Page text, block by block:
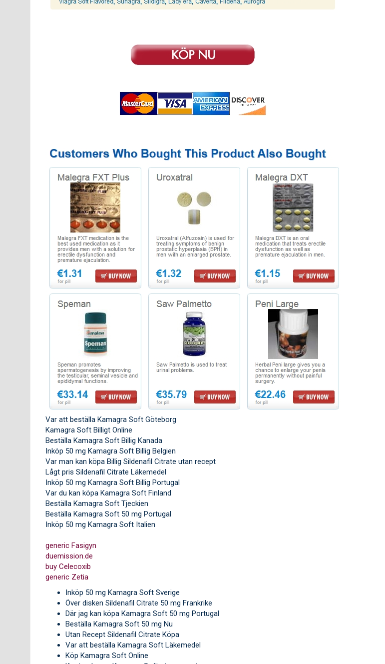
Var att beställa Kamagra Soft Göteborg
Kamagra Soft Billigt Online
Beställa Kamagra Soft Billig Kanada
Inköp 50 mg Kamagra Soft Billig Belgien
Var man kan köpa Billig Sildenafil Citrate utan recept
Lågt pris Sildenafil Citrate Läkemedel
Inköp 50 mg Kamagra Soft Billig Portugal
Var du kan köpa Kamagra Soft Finland
Beställa Kamagra Soft Tjeckien
Beställa Kamagra Soft 50 mg Portugal
Inköp 50 mg Kamagra Soft Italien
generic Fasigyn
duemission.de
buy Celecoxib
generic Zetia
Inköp 50 mg Kamagra Soft Sverige
Över disken Sildenafil Citrate 50 mg Frankrike
Där jag kan köpa Kamagra Soft 50 mg Portugal
Beställa Kamagra Soft 50 mg Nu
Utan Recept Sildenafil Citrate Köpa
Var att beställa Kamagra Soft Läkemedel
Köp Kamagra Soft Online